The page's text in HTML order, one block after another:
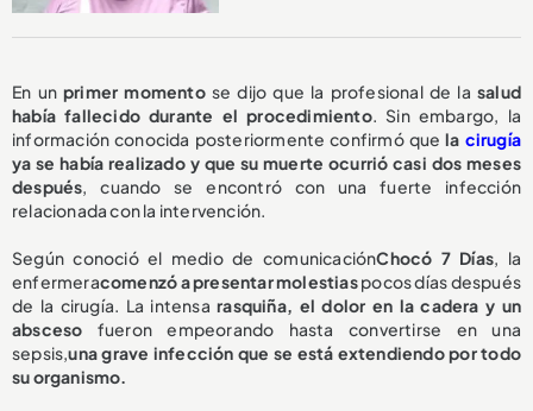
En unprimer momentose dijo que la profesional de lasalud
había fallecido durante el procedimiento. Sin embargo, la
información conocida posteriormente confirmó quela cirugía
ya se había realizado y que su muerte ocurrió casi dos meses
después, cuando se encontró con una fuerte infección
relacionada con la intervención.
Según conoció el medio de comunicaciónChocó 7 Días, la
enfermeracomenzó a presentar molestiaspocos días después
de la cirugía. La intensa rasquiña, el dolor en la cadera y un
absceso fueron empeorando hasta convertirse en una
sepsis,una grave infección que se está extendiendo por todo
su organismo.